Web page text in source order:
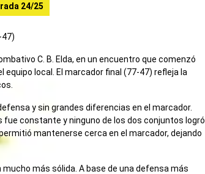
24/25
47)
C. B. Elda, en un encuentro que comenzó
local. El marcador final (77-47) refleja la
y sin grandes diferencias en el marcador.
constante y ninguno de los dos conjuntos logró
mantenerse cerca en el marcador, dejando
más sólida. A base de una defensa más